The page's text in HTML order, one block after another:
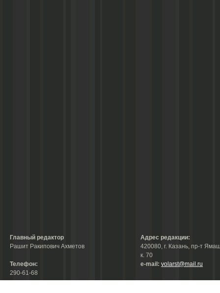
Главный редактор
Рашит Ракипович Ахметов
Телефон:
290-61-68
Адрес редакции:
420080, г. Казань, пр-т
к. 70
е-mail: volarst@mail.ru